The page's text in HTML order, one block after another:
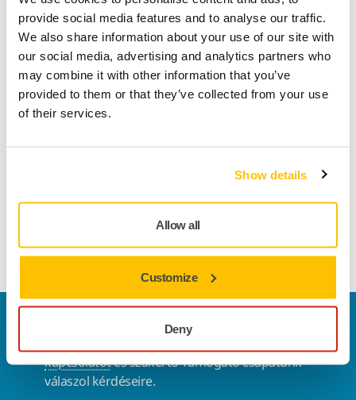
provide social media features and to analyse our traffic.
We also share information about your use of our site with
our social media, advertising and analytics partners who
may combine it with other information that you’ve
provided to them or that they’ve collected from your use
of their services.
Show details
Allow all
Customize
Deny
valamint megkönnyíti a szerszám mozgását a felületen. A
talplemezen 55 precízen elhelyezett lyuk található a
hatékony porelszívás érdekében, a tépőzáras rögzítési
rendszer pedig feleslegessé teszi a lassú szorítók
használatát. A kétkezes, ergonomikus kialakítású, puha
tapintású markolat és a feltűnő, élénksárga szín
kézi csiszoláshoz terveztük a Mirka forradalmi hálócsiszoló
használhatók. A pormentes csiszolás érdekében a kézi
csiszolóblokkot egyszerűen tömlővel kell csatlakoztatni egy
porelszívó rendszerhez.
Vegye fel velünk a kapcsolatot
kapcsolatotés szakértő Támogató csapatunk
válaszol kérdéseire.